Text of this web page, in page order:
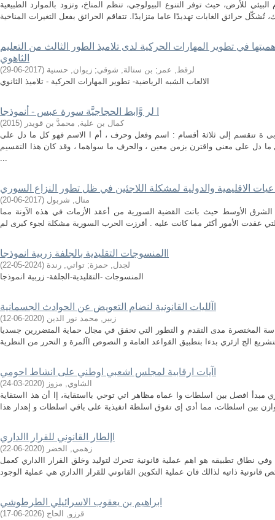
للأرض، حيث توفر التنوع البيولوجي، تنظم المناخ، وتزود بالموارد الطبيعية
في تطوير المهارات الحركية لدى تلاميذ الطور الثالث من التعليم
الثاهوي
لرقط, عمر ; بن ستالة, شوقي; زيوان, حسنية (
2017-06-29
)
الالعاب الشبه الرياضية- تطوير المهارات الحركية - تلاميذ الثانوي
ا لر وَّابط الحجاجیَّة سورة عبس - أنموذجا
كمال بن علية, محمدَّ بن قويدر (
2015
)
ة تنقسم إلى ثلاثة أقسام : اسم وفعل وحرف ، أم ا الاسم فھو كل ما دل على
دل على معنى واقترن بزمن معین ، والحرف ما سواھما ، وقد كان ھذا التقسیم
...
الاقليمية والدولية لمشكلة اللاجئين في ظل تطور النزاع السوري
منال, شربول (
2017-06-20
)
الشرق الأوسط حيث باتت القضية السورية من أعقد الأزمات في هذه الآونة مما
االمنسوجات التقليدية بالجلفة زربية انموذجا
لجدل, حمزة; تواتي, رندة (
2024-05-22
)
المنسوجات -التقليدية-الجلفة- زربية انموذجا
اآلليات القانونية لنضام التعويض عن الحوادث الجسمانية
زبير, محمد نور الدين (
2020-06-12
)
المختصرة مدى التقدم و التطور التي تحقق في مجال حماية المتضررين جسديا
اآيات ارقابية لمجلس اشعبي اوطني على انشاط احومي
الشاوي, مزوز (
2020-03-24
)
افصل بين اسلطات وا عماه مظاهر اتي توحي بااستقاية، إا أن هذ ااستقاية
اإلطار القانوني للقرار االداري
زهمي, الخضر (
2020-06-22
)
وفي نطاق تطبيقه هو اهم عملية قانونية تتحرك لتوليد وخلق القرار االداري كعمل
ابراهيم بن يعقوب الاسرائيلي الطرطوشي
قرزو, الحاج (
2026-06-17
)